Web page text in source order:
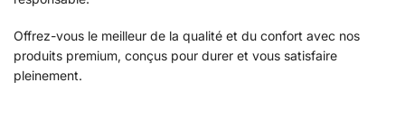
Offrez-vous le meilleur de la qualité et du confort avec nos
produits premium, conçus pour durer et vous satisfaire
pleinement.